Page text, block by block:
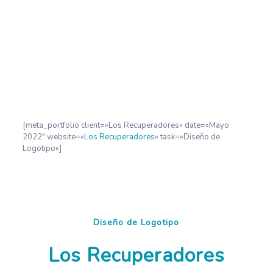
[meta_portfolio client=»Los Recuperadores» date=»Mayo
2022″ website=»Los Recuperadores» task=»Diseño de
Logotipo»]
Diseño de Logotipo
Los Recuperadores